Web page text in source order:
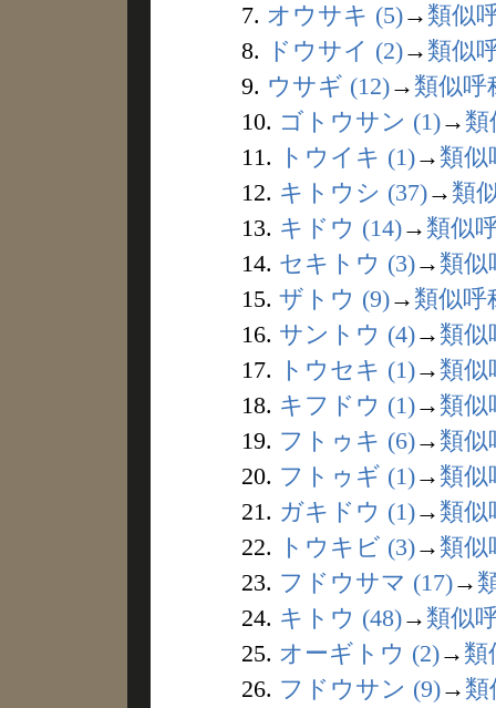
7. オウサキ (5)→ 類似
8.
ドウサイ (2)→ 類似
9. ウサギ (12)→ 類似呼
10. ゴトウサン (1)→ 類
11.
トウイキ (1)→ 類似
12. キトウシ (37)→ 類
13. キドウ (14)→ 類似
14. セキトウ (3)→ 類似
15. ザトウ (9)→ 類似呼
16. サントウ (4)→ 類似
17.
トウセキ (1)→ 類似
18. キフドウ (1)→ 類似
19. フトゥキ (6)→ 類似
20. フトゥギ (1)→ 類似
21. ガキドウ (1)→ 類似
22.
トウキビ (3)→ 類似
23. フドウサマ (17)→
24. キトウ (48)→ 類似
25. オーギトウ (2)→ 類
26. フドウサン (9)→ 類